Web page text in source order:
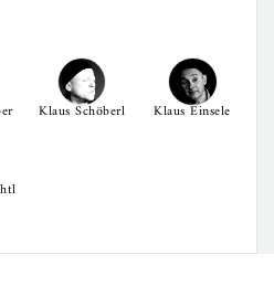
Klaus Schöberl Klaus Einsele